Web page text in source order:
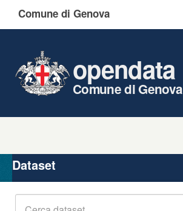
Comune di Genova
opendata
Comune di Genova
Organizzazioni
Gruppi
Dataset